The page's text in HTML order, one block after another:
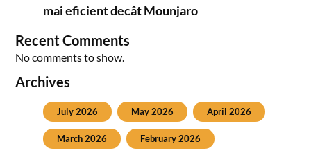
mai eficient decât Mounjaro
Recent Comments
No comments to show.
Archives
July 2026 May 2026 April 2026
March 2026 February 2026